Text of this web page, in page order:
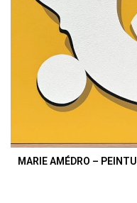
MARIE AMÉDRO –